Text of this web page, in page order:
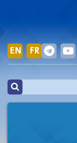
EN FR